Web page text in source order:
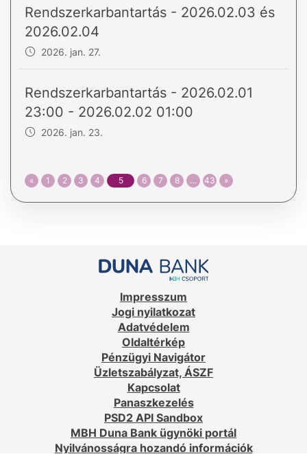
Rendszerkarbantartás - 2026.02.03 és
2026.02.04
2026. jan. 27.
Rendszerkarbantartás - 2026.02.01
23:00 - 2026.02.02 01:00
2026. jan. 23.
« 1 2 3 4 5 6 7 8 … 43 »
Impresszum
Jogi nyilatkozat
Adatvédelem
Oldaltérkép
Pénzügyi Navigátor
Üzletszabályzat, ÁSZF
Kapcsolat
Panaszkezelés
PSD2 API Sandbox
MBH Duna Bank ügynöki portál
Nyilvánosságra hozandó információk